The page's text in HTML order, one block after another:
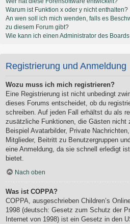
Warum ist Funktion x oder y nicht enthalten?
An wen soll ich mich wenden, falls es
zu diesem Forum gibt?
Wie kann ich einen Administrator des
Registrierung und Anmeldung
Wozu muss ich mich registrieren?
Eine Registrierung ist nicht unbedingt
dieses Forums entscheidet, ob du
schreiben. Auf jeden Fall erhältst du als
zusätzliche Funktionen, die Gästen nicht
Beispiel Avatarbilder, Private
Mitglieder, Beitritt zu Benutzergruppen
eine Anmeldung, da sie schnell erledigt
bietet.
Nach oben
Was ist COPPA?
COPPA, ausgeschrieben Children’s
1998 (deutsch: Gesetz zum Schutz der
Internet von 1998) ist ein Gesetz in den